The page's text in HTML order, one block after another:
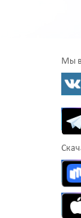
Мы в